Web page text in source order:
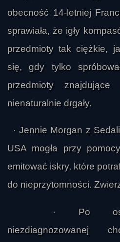
obecność 14-letniej
sprawiała, że igły
przedmioty tak ciężkie,
się, gdy tylko
przedmioty
nienaturalnie drgały.
· Jennie Morgan z
USA mogła przy
emitować iskry, które
do nieprzytomności.
· Po
niezdiagnozowanej